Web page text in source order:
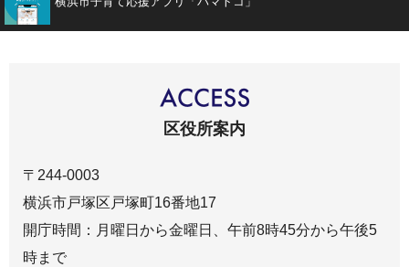
区役所案内
〒244-0003
横浜市戸塚区戸塚町16番地17
開庁時間：月曜日から金曜日、午前8時45分から午後5
時まで